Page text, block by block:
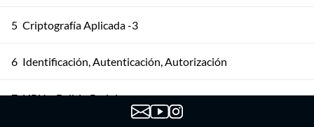
5 Criptografía Aplicada -3
6 Identificación, Autenticación, Autorización
7 HRU y Bell-LaPadula